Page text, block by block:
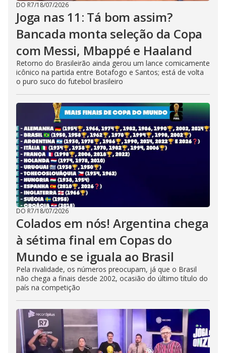
DO R7/18/07/2026
Joga nas 11: Tá bom assim?
Bancada monta seleção da Copa
com Messi, Mbappé e Haaland
Retorno do Brasileirão ainda gerou um lance comicamente
icônico na partida entre Botafogo e Santos; está de volta
o puro suco do futebol brasileiro
DO R7/18/07/2026
Colados em nós! Argentina chega
à sétima final em Copas do
Mundo e se iguala ao Brasil
Pela rivalidade, os números preocupam, já que o Brasil
não chega a finais desde 2002, ocasião do último título do
país na competição